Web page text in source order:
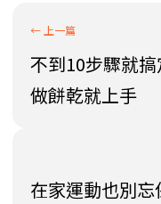
不到10步驟就
做餅乾就上手
在家運動也別